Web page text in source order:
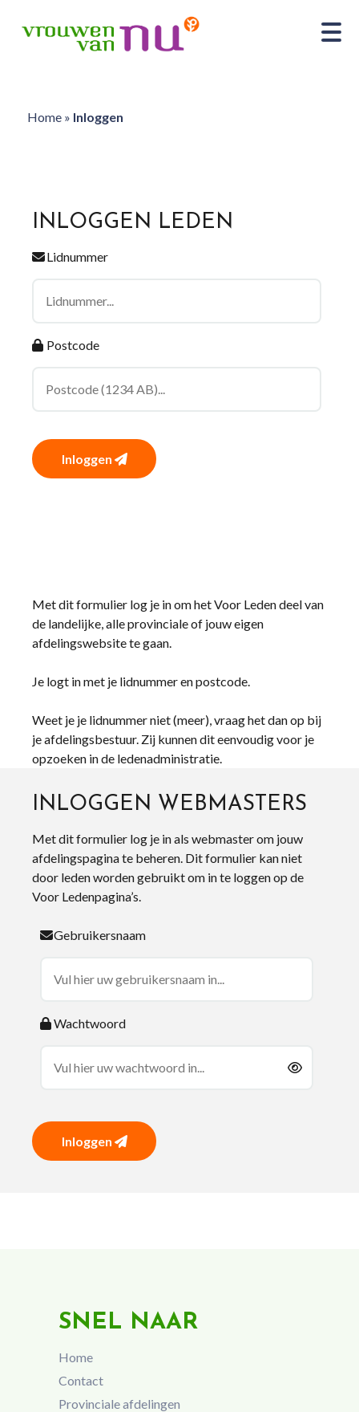
Home» Inloggen
INLOGGEN LEDEN
Lidnummer
Postcode
Inloggen
Met dit formulier log je in om het Voor Leden deel van
de landelijke, alle provinciale of jouw eigen
afdelingswebsite te gaan.
Je logt in met je lidnummer en postcode.
Weet je je lidnummer niet (meer), vraag het dan op bij
je afdelingsbestuur. Zij kunnen dit eenvoudig voor je
opzoeken in de ledenadministratie.
INLOGGEN WEBMASTERS
Met dit formulier log je in als webmaster om jouw
afdelingspagina te beheren. Dit formulier kan niet
door leden worden gebruikt om in te loggen op de
Voor Ledenpagina’s.
Gebruikersnaam
Wachtwoord
Inloggen
SNEL NAAR
Home
Contact
Provinciale afdelingen